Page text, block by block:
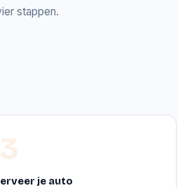
stappen.
je auto